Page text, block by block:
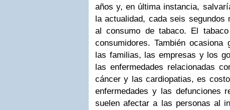
años y, en última instancia,
la actualidad, cada seis segundos
al consumo de tabaco. El
consumidores. También ocasiona
las familias, las empresas y los
las enfermedades relacionadas
cáncer y las cardiopatias, es
enfermedades y las defunciones
suelen afectar a las personas al